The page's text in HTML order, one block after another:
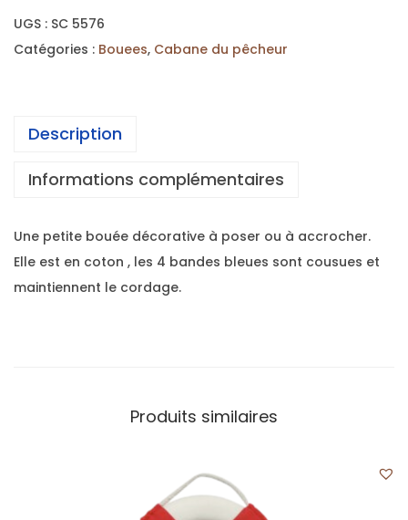
UGS : SC 5576
Catégories : Bouees, Cabane du pêcheur
Description
Informations complémentaires
Une petite bouée décorative à poser ou à accrocher.
Elle est en coton , les 4 bandes bleues sont cousues et
maintiennent le cordage.
Produits similaires